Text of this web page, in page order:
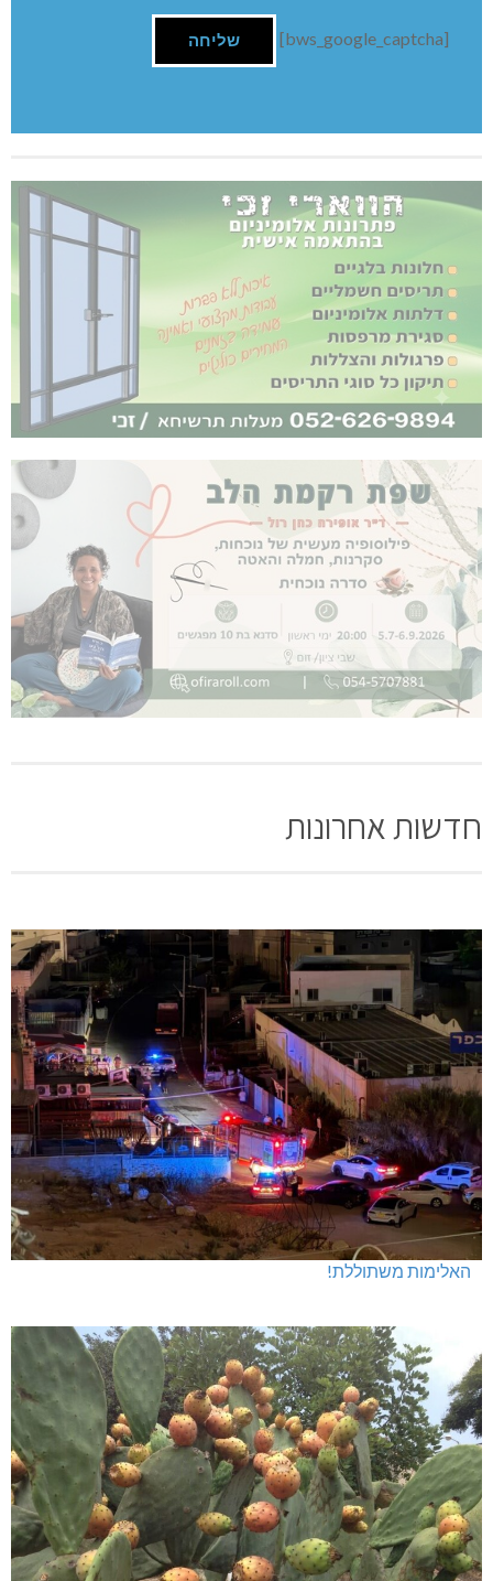
[bws_google_captcha]
חדשות אחרונות
האלימות משתוללת!